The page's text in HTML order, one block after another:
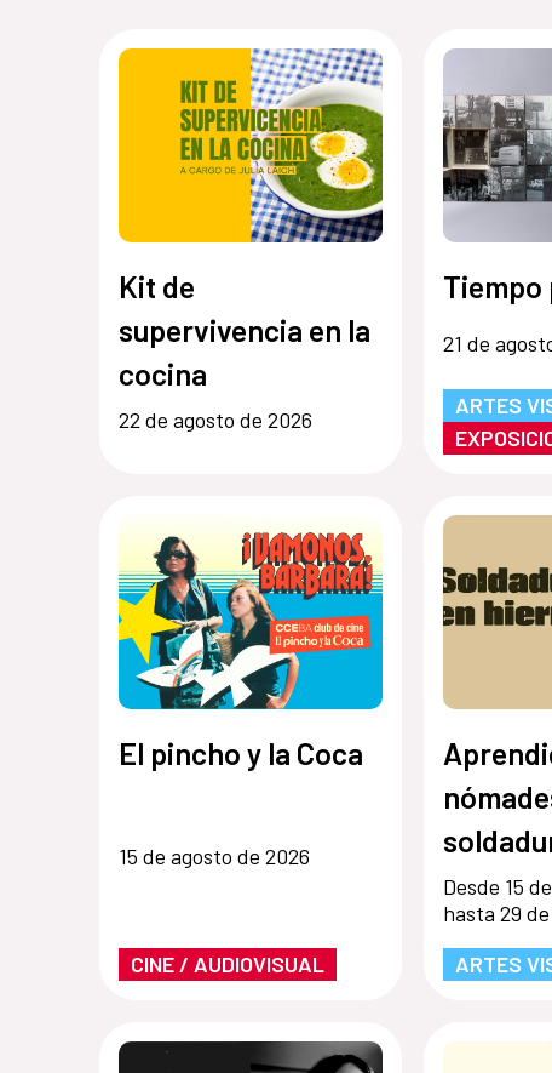
Kit de
supervivencia en la
cocina
22 de agosto de 2026
Tiempo
21 de
ARTES
El pincho y la Coca
15 de agosto de 2026
CINE / AUDIOVISUAL
Desde 15
hasta 29
ARTES